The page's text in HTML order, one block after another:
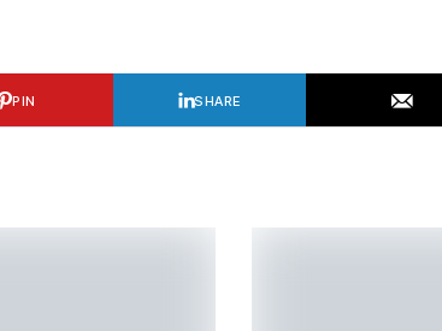
PIN SHARE